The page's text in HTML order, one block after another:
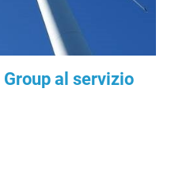
Group al servizio